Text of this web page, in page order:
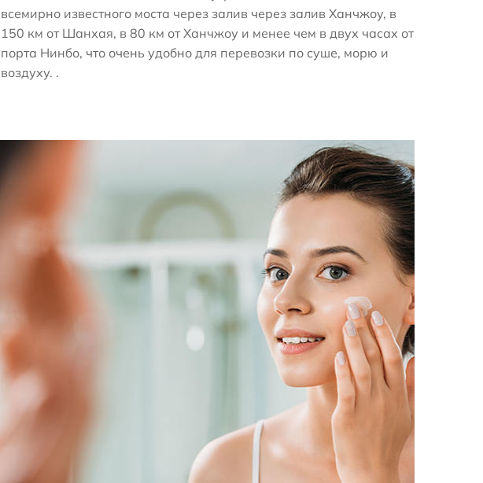
всемирно известного моста через залив через залив Ханчжоу, в
150 км от Шанхая, в 80 км от Ханчжоу и менее чем в двух часах от
порта Нинбо, что очень удобно для перевозки по суше, морю и
воздуху. .